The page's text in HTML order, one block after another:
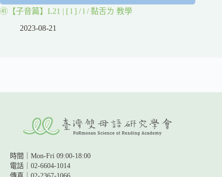
㊶【子音篇】L21 | [ l ] / l / 黏舌ㄌ 教學
2023-08-21
時間｜Mon-Fri 09:00-18:00
電話｜02-6604-1014